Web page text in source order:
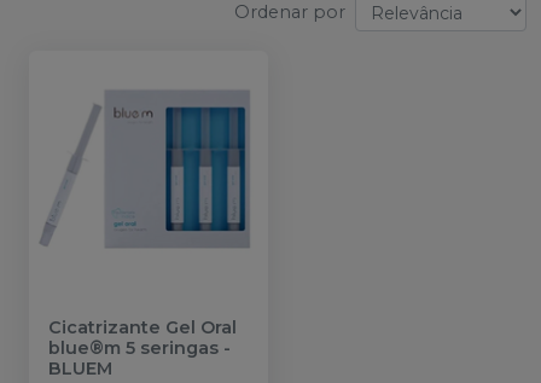
Ordenar por
Cicatrizante Gel Oral
blue®m 5 seringas -
BLUEM